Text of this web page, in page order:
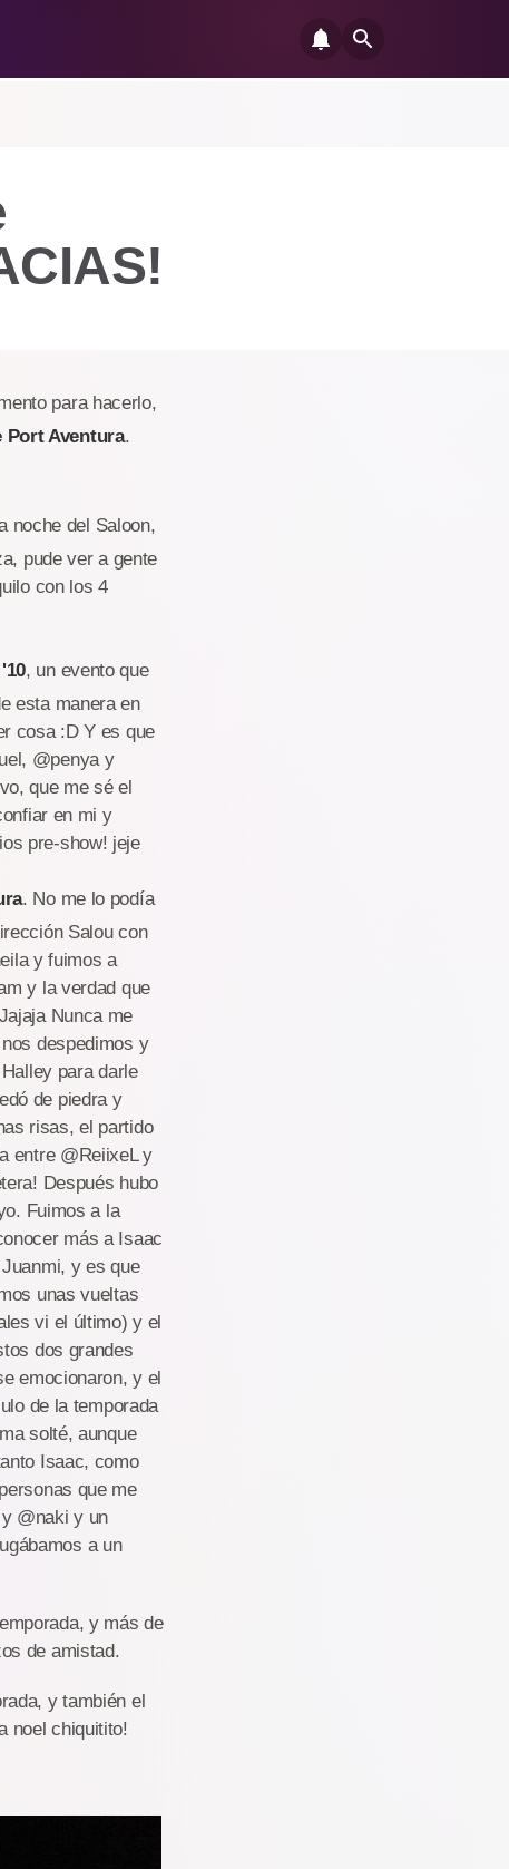
para hacerlo,
Port Aventura.
noche del Saloon,
pude ver a gente
con los 4
, un evento que
esta manera en
cosa :D Y es que
@penya y
que me sé el
en mi y
pre-show! jeje
. No me lo podía
Salou con
y fuimos a
y la verdad que
Nunca me
despedimos y
para darle
de piedra y
risas, el partido
entre @ReiixeL y
Después hubo
Fuimos a la
más a Isaac
y es que
unas vueltas
vi el último) y el
dos grandes
emocionaron, y el
de la temporada
solté, aunque
Isaac, como
que me
@naki y un
a un
y más de
de amistad.
y también el
noel chiquitito!